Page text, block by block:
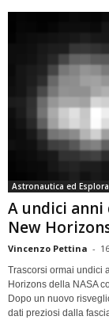
Astronautica ed
A undici anni
New
Vincenzo Pettina -
Trascorsi ormai undici
Horizons della NASA
Dopo un nuovo
dati preziosi dalla